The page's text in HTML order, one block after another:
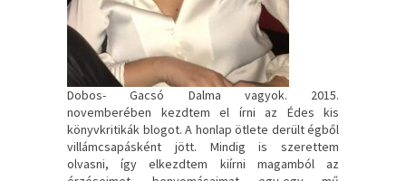
Dobos- Gacsó Dalma vagyok. 2015.
novemberében kezdtem el írni az Édes kis
könyvkritikák blogot. A honlap ötlete derült égből
villámcsapásként jött. Mindig is szerettem
olvasni, így elkezdtem kiírni magamból az